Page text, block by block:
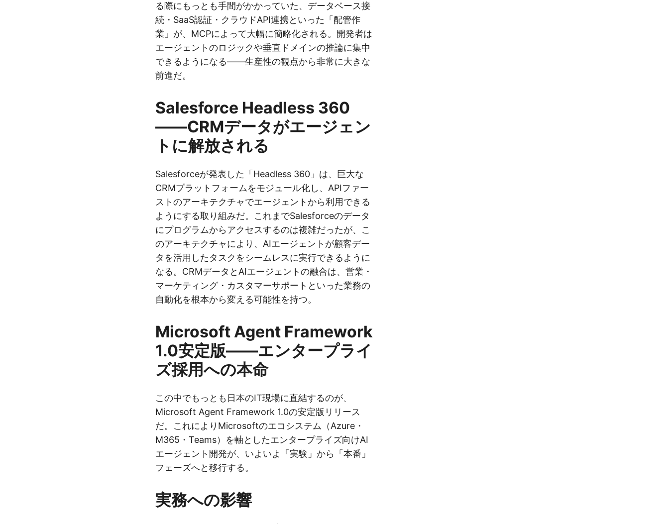
る際にもっとも手間がかかっていた、データベース接
続・SaaS認証・クラウドAPI連携といった「配管作
業」が、MCPによって大幅に簡略化される。開発者は
エージェントのロジックや垂直ドメインの推論に集中
できるようになる——生産性の観点から非常に大きな
前進だ。
Salesforce Headless 360
——CRMデータがエージェン
トに解放される
Salesforceが発表した「Headless 360」は、巨大な
CRMプラットフォームをモジュール化し、APIファー
ストのアーキテクチャでエージェントから利用できる
ようにする取り組みだ。これまでSalesforceのデータ
にプログラムからアクセスするのは複雑だったが、こ
のアーキテクチャにより、AIエージェントが顧客デー
タを活用したタスクをシームレスに実行できるように
なる。CRMデータとAIエージェントの融合は、営業・
マーケティング・カスタマーサポートといった業務の
自動化を根本から変える可能性を持つ。
Microsoft Agent Framework
1.0安定版——エンタープライ
ズ採用への本命
この中でもっとも日本のIT現場に直結するのが、
Microsoft Agent Framework 1.0の安定版リリース
だ。これによりMicrosoftのエコシステム（Azure・
M365・Teams）を軸としたエンタープライズ向けAI
エージェント開発が、いよいよ「実験」から「本番」
フェーズへと移行する。
実務への影響